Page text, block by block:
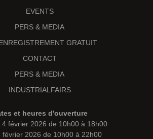
EVENTS
PERS & MEDIA
GRATUIT
CONTACT
PERS & MEDIA
INDUSTRIALFAIRS
et heures d'ouverture
4 février 2026 de 10h00 à 18h00
février 2026 de 10h00 à 22h00